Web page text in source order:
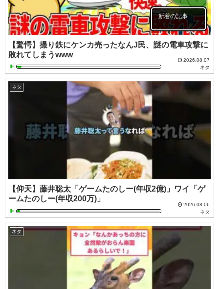
新着の記事
【驚愕】撮り鉄にケンカ売ったなんJ民、謎の電車攻撃に
敗れてしまうwww
2026.08.07
ネタ
ネタ
【仰天】藤井聡太「ゲームたのしー(年収2億)」ワイ「ゲ
ームたのしー(年収200万)」
2026.08.06
ネタ
ネタ